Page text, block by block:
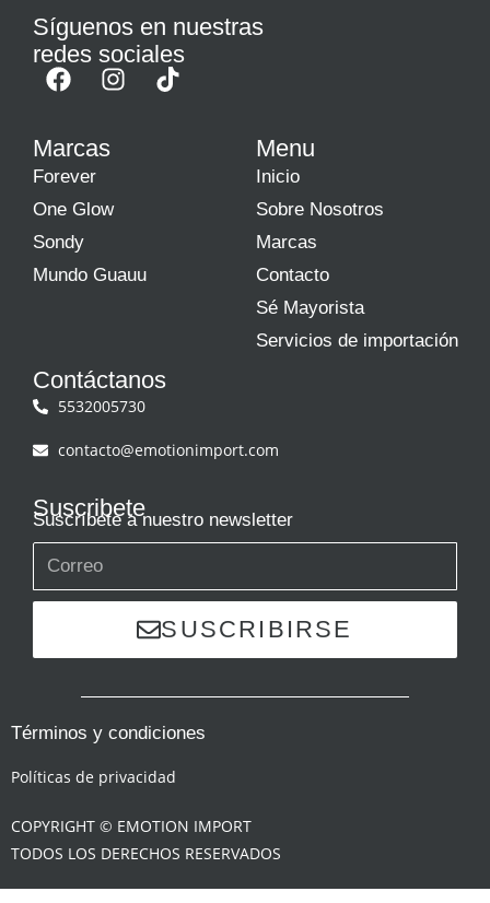
Síguenos en nuestras
redes sociales
Marcas
Forever
One Glow
Sondy
Mundo Guauu
Menu
Inicio
Sobre Nosotros
Marcas
Contacto
Sé Mayorista
Servicios de importación
Contáctanos
5532005730
contacto@emotionimport.com
Suscribete
Suscríbete a nuestro newsletter
SUSCRIBIRSE
Términos y condiciones
Políticas de privacidad
COPYRIGHT © EMOTION IMPORT
TODOS LOS DERECHOS RESERVADOS